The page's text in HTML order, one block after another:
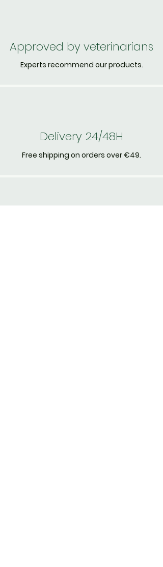
Approved by veterinarians
Experts recommend our products.
Delivery 24/48H
Free shipping on orders over €49.